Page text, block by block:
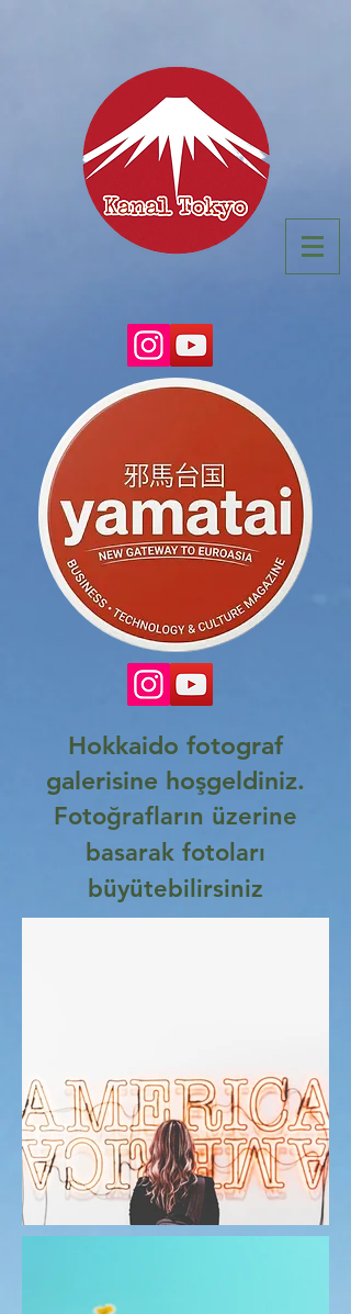
Hokkaido fotograf
galerisine hoşgeldiniz.
Fotoğrafların üzerine
basarak fotoları
büyütebilirsiniz